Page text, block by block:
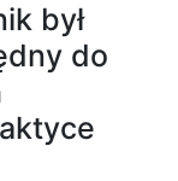
był
do